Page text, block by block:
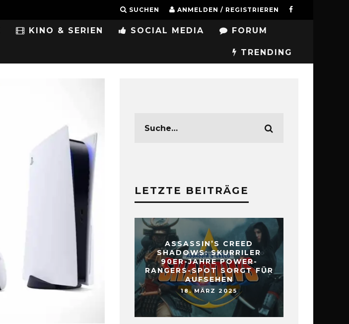
SUCHEN ANMELDEN / REGISTRIEREN
KINO & SERIEN SOCIAL MEDIA FORUM
TRENDING
LETZTE BEITRÄGE
ASSASSIN’S CREED
SHADOWS: SKURRILER
90ER-JAHRE POWER-
RANGERS-SPOT SORGT FÜR
AUFSEHEN
18. MÄRZ 2025